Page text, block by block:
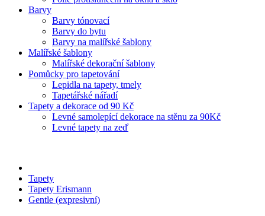
Barvy
Barvy tónovací
Barvy do bytu
Barvy na malířské šablony
Malířské šablony
Malířské dekorační šablony
Pomůcky pro tapetování
Lepidla na tapety, tmely
Tapetářské nářadí
Tapety a dekorace od 90 Kč
Levné samolepící dekorace na stěnu za 90Kč
Levné tapety na zeď
Tapety
Tapety Erismann
Gentle (expresivní)